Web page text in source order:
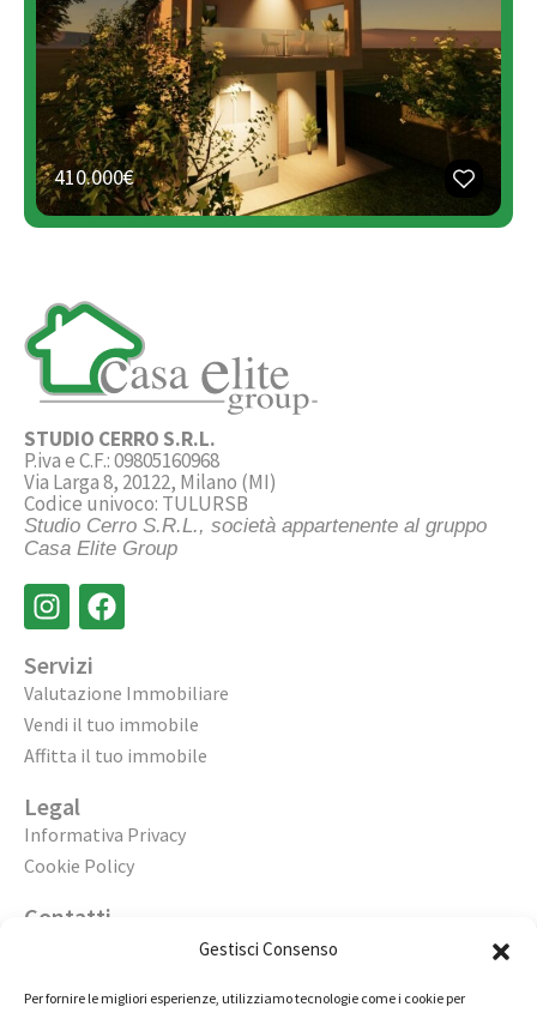
Gestisci Consenso
Per fornire le migliori esperienze, utilizziamo tecnologie come i cookie per
410.000€
STUDIO CERRO S.R.L.
P.iva e C.F.: 09805160968
Via Larga 8, 20122, Milano (MI)
Codice univoco: TULURSB
Studio Cerro S.R.L., società appartenente al gruppo
Casa Elite Group
Servizi
Valutazione Immobiliare
Vendi il tuo immobile
Affitta il tuo immobile
Legal
Informativa Privacy
Cookie Policy
Contatti